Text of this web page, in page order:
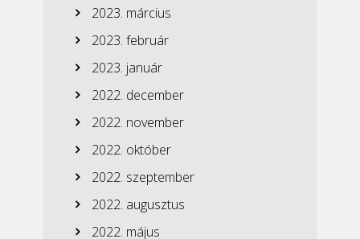
2023. március
2023. február
2023. január
2022. december
2022. november
2022. október
2022. szeptember
2022. augusztus
2022. május